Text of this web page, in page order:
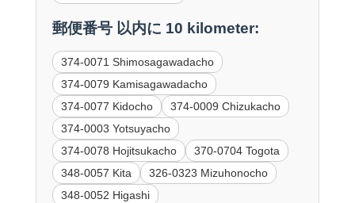
郵便番号 以内に 10 kilometer:
374-0071 Shimosagawadacho
374-0079 Kamisagawadacho
374-0077 Kidocho
374-0009 Chizukacho
374-0003 Yotsuyacho
374-0078 Hojitsukacho
370-0704 Togota
348-0057 Kita
326-0323 Mizuhonocho
348-0052 Higashi